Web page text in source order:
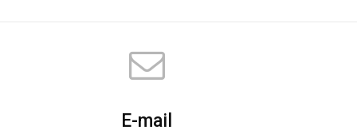
E-mail